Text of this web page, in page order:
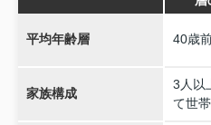
平均年齢層 40歳
家族構成
3人以
て世帯